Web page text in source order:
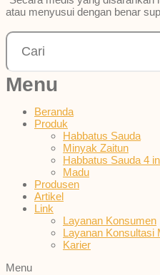
atau menyusui dengan benar
Menu
Beranda
Produk
Habbatus Sauda
Minyak Zaitun
Habbatus Sauda 4
Madu
Produsen
Artikel
Link
Layanan Konsumen
Layanan Konsultasi
Karier
Menu